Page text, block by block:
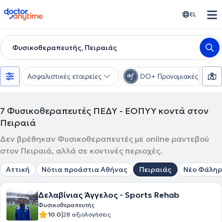
doctoranytime EL
Φυσικοθεραπευτής, Πειραιάς
Ασφαλιστικές εταιρείες DO+ Προνομιακές τιμές
7 Φυσικοθεραπευτές ΠΕΔΥ - ΕΟΠΥΥ κοντά στον
Πειραιά
Δεν βρέθηκαν Φυσικοθεραπευτές με online ραντεβού
στον Πειραιά, αλλά σε κοντινές περιοχές.
Αττική Νότια προάστια Αθήνας Πειραιάς Νέο
Δελαβίνιας Άγγελος - Sports Rehab
Φυσικοθεραπευτής
10.0|28 αξιολογήσεις